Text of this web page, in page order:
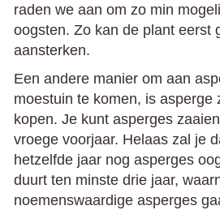
raden we aan om zo min
oogsten. Zo kan de plant eerst
aansterken.
Een andere manier om aan
moestuin te komen, is asperge
kopen. Je kunt asperges
vroege voorjaar. Helaas zal je
hetzelfde jaar nog asperges
duurt ten minste drie jaar,
noemenswaardige asperges